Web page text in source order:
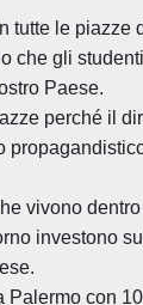
tutte le piazze
che gli
Paese.
perché il
vivono
investono
Palermo con